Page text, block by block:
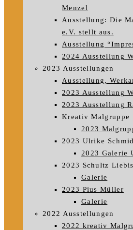
Menzel
Ausstellung: Die
e.V. stellt aus.
Ausstellung
2024 Ausstellung
2023 Ausstellungen
Ausstellung,
2023 Ausstellung
2023 Ausstellung
Kreativ Malgruppe
2023
2023 Ulrike
2023 Galerie
2023 Schultz
Galerie
2023 Pius Müller
Galerie
2022 Ausstellungen
2022 kreativ